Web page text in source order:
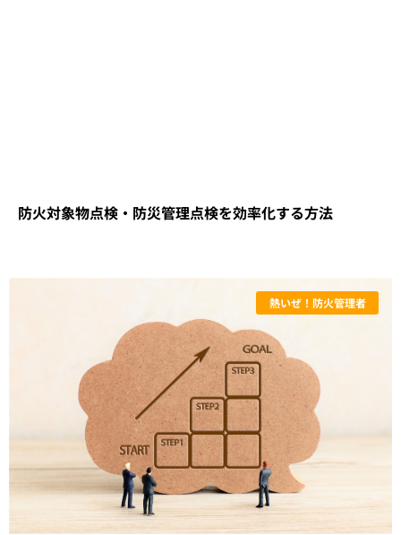
防火対象物点検・防災管理点検を効率化する方法
熱いぜ！防火管理者